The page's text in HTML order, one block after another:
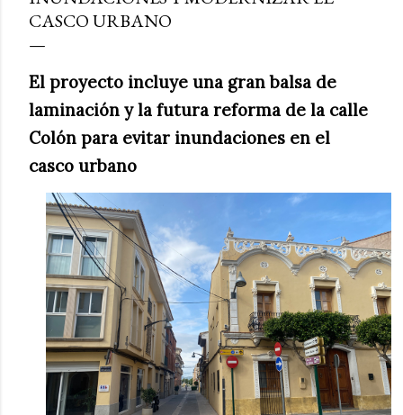
CASCO URBANO
El proyecto incluye una gran balsa de
laminación y la futura reforma de la calle
Colón para evitar inundaciones en el
casco urbano